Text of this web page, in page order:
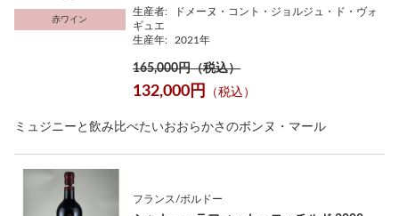
赤ワイン
生産者:
ドメーヌ・コント・ジョルジュ・ド・ヴォ
ギュエ
生産年:
2021年
165,000円（税込）
132,000円 （税込）
ミュジニーと飲み比べたいおおらかさのボンヌ・マール
フランス/ボルドー